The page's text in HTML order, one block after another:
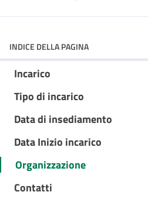
INDICE DELLA PAGINA
Incarico
Tipo di incarico
Data di insediamento
Data Inizio incarico
Organizzazione
Contatti